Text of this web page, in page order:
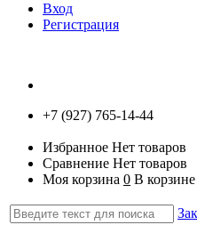
Вход
Регистрация
+7 (927) 765-14-44
Избранное Нет товаров
Сравнение Нет товаров
Моя корзина 0 В